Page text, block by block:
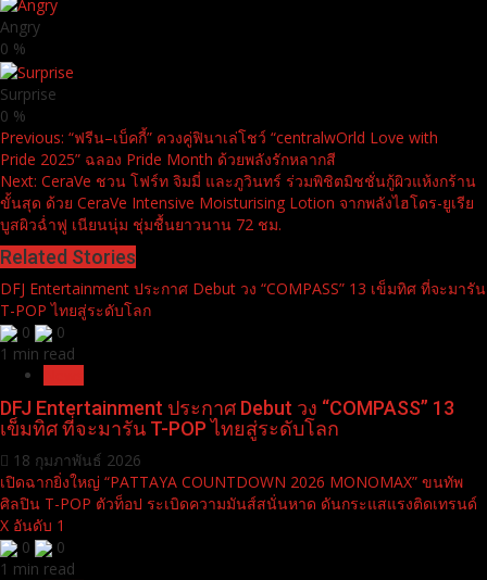
Angry
0 %
Surprise
0 %
Continue
Reading
Previous: “ฟรีน–เบ็คกี้” ควงคู่ฟินาเล่โชว์ “centralwOrld Love with
Pride 2025” ฉลอง Pride Month ด้วยพลังรักหลากสี
Next: CeraVe ชวน โฟร์ท จิมมี่ และภูวินทร์ ร่วมพิชิตมิชชั่นกู้ผิวแห้งกร้าน
ขั้นสุด ด้วย CeraVe Intensive Moisturising Lotion จากพลังไฮโดร-ยูเรีย
บูสผิวฉ่ำฟู เนียนนุ่ม ชุ่มชื้นยาวนาน 72 ชม.
Related Stories
DFJ Entertainment ประกาศ Debut วง “COMPASS” 13 เข็มทิศ ที่จะมารัน
T-POP ไทยสู่ระดับโลก
0
0
1 min read
DFJ Entertainment ประกาศ Debut วง “COMPASS” 13
เข็มทิศ ที่จะมารัน T-POP ไทยสู่ระดับโลก
18 กุมภาพันธ์ 2026
เปิดฉากยิ่งใหญ่ “PATTAYA COUNTDOWN 2026 MONOMAX” ขนทัพ
ศิลปิน T-POP ตัวท็อป ระเบิดความมันส์สนั่นหาด ดันกระแสแรงติดเทรนด์
X อันดับ 1
0
0
1 min read